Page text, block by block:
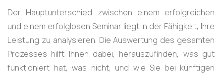
Der Hauptunterschied zwischen einem erfolgreichen
und einem erfolglosen Seminar liegt in der Fähigkeit, Ihre
Leistung zu analysieren. Die Auswertung des gesamten
Prozesses hilft Ihnen dabei, herauszufinden, was gut
funktioniert hat, was nicht, und wie Sie bei künftigen